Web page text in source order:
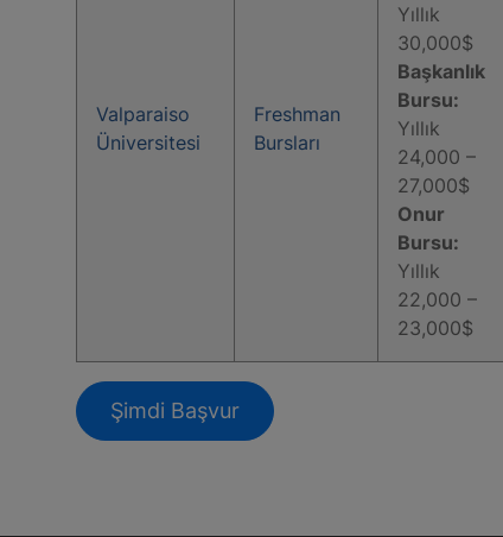
Valparaiso
Üniversitesi
Freshman
Bursları
Yıllık
30,000$
Başkanlık
Bursu:
Yıllık
24,000 –
27,000$
Onur
Bursu:
Yıllık
22,000 –
23,000$
Şimdi Başvur